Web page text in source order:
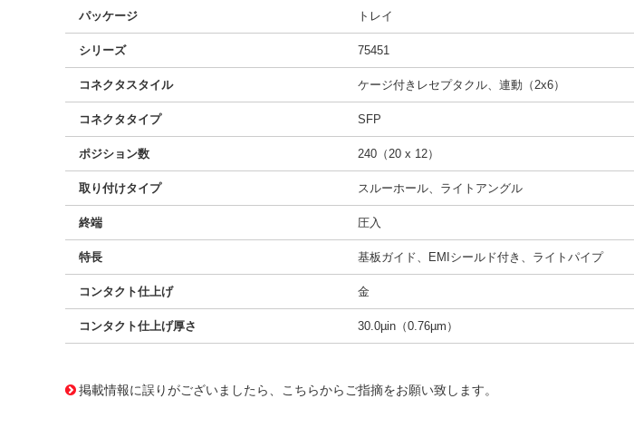
パッケージ トレイ
シリーズ 75451
コネクタスタイル ケージ付きレセプタクル、連動（2x6）
コネクタタイプ SFP
ポジション数 240（20 x 12）
取り付けタイプ スルーホール、ライトアングル
終端 圧入
特長 基板ガイド、EMIシールド付き、ライトパイプ
コンタクト仕上げ 金
コンタクト仕上げ厚さ 30.0µin（0.76µm）
掲載情報に誤りがございましたら、こちらからご指摘をお願い致します。